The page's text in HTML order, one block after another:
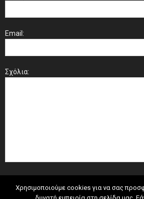
Email:
Σχόλια:
Χρησιμοποιούμε cookies για να σας